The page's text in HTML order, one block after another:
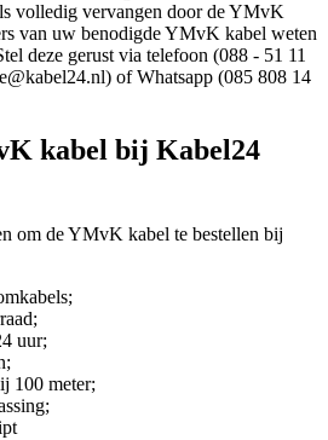
volledig vervangen door de YMvK
van uw benodigde YMvK kabel weten
deze gerust via telefoon (088 - 51 11
) of Whatsapp (085 808 14
kabel bij Kabel24
om de YMvK kabel te bestellen bij
uur;
100 meter;